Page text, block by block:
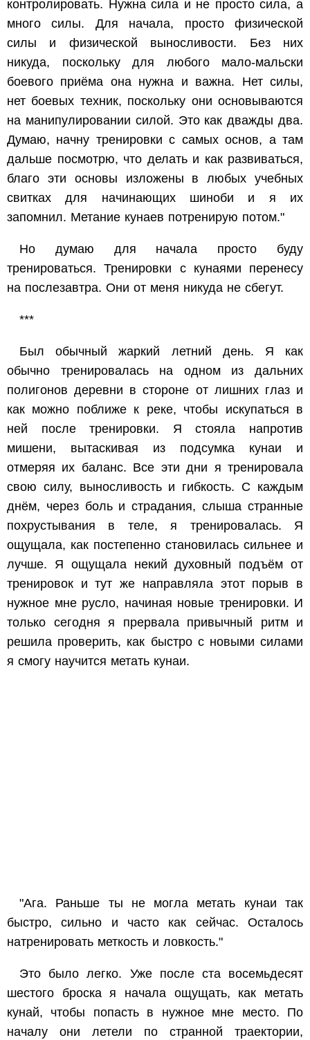
контролировать. Нужна сила и не просто сила, а
много силы. Для начала, просто физической
силы и физической выносливости. Без них
никуда, поскольку для любого мало-мальски
боевого приёма она нужна и важна. Нет силы,
нет боевых техник, поскольку они основываются
на манипулировании силой. Это как дважды два.
Думаю, начну тренировки с самых основ, а там
дальше посмотрю, что делать и как развиваться,
благо эти основы изложены в любых учебных
свитках для начинающих шиноби и я их
запомнил. Метание кунаев потренирую потом."
Но думаю для начала просто буду
тренироваться. Тренировки с кунаями перенесу
на послезавтра. Они от меня никуда не сбегут.
***
Был обычный жаркий летний день. Я как
обычно тренировалась на одном из дальних
полигонов деревни в стороне от лишних глаз и
как можно поближе к реке, чтобы искупаться в
ней после тренировки. Я стояла напротив
мишени, вытаскивая из подсумка кунаи и
отмеряя их баланс. Все эти дни я тренировала
свою силу, выносливость и гибкость. С каждым
днём, через боль и страдания, слыша странные
похрустывания в теле, я тренировалась. Я
ощущала, как постепенно становилась сильнее и
лучше. Я ощущала некий духовный подъём от
тренировок и тут же направляла этот порыв в
нужное мне русло, начиная новые тренировки. И
только сегодня я прервала привычный ритм и
решила проверить, как быстро с новыми силами
я смогу научится метать кунаи.
"Ага. Раньше ты не могла метать кунаи так
быстро, сильно и часто как сейчас. Осталось
натренировать меткость и ловкость."
Это было легко. Уже после ста восемьдесят
шестого броска я начала ощущать, как метать
кунай, чтобы попасть в нужное мне место. По
началу они летели по странной траектории,